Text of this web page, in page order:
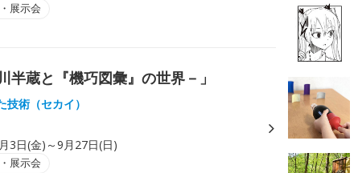
展示会
蔵と『機巧図彙』の世界－」
術（セカイ）
3日(金)～9月27日(日)
展示会